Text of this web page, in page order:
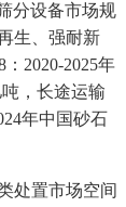
分设备市场规
生、强耐新
2020-2025年
，长途运输
年中国砂石
处置市场空间